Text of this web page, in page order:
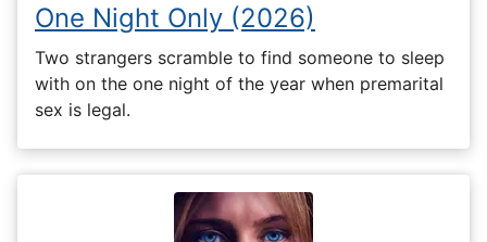
One Night Only (2026)
Two strangers scramble to find someone to sleep
with on the one night of the year when premarital
sex is legal.